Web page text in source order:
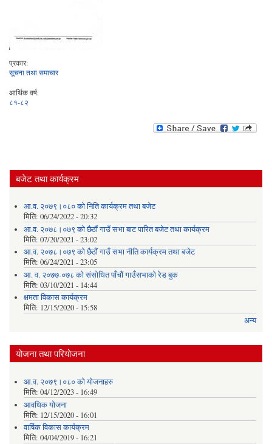
प्रकार:
सूचना तथा समाचार
आर्थिक वर्ष:
८१-८२
बजेट तथा कार्यक्रम
आ.व. २०७९।०८० को निति कार्यक्रम तथा बजेट
मिति: 06/24/2022 - 20:32
आ.व. २०७८।०७९ को छैठौं गाउँ सभा बाट पारित बजेट तथा कार्यक्रम
मिति: 07/20/2021 - 23:02
आ.व. २०७८।०७९ को छैठौं गाउँ सभा नीति कार्यक्रम तथा बजेट
मिति: 06/24/2021 - 23:05
आ. व. २०७७-०७८ को संसोधित पाँचौं गाउँसभाको रेड बुक
मिति: 03/10/2021 - 14:44
क्षमता विकास कार्यक्रम
मिति: 12/15/2020 - 15:58
अन्य
योजना तथा परियोजना
आ.व. २०७९।०८० को योजनाहरु
मिति: 04/12/2023 - 16:49
आवधिक योजना
मिति: 12/15/2020 - 16:01
वार्षिक विकास कार्यक्रम
मिति: 04/04/2019 - 16:21